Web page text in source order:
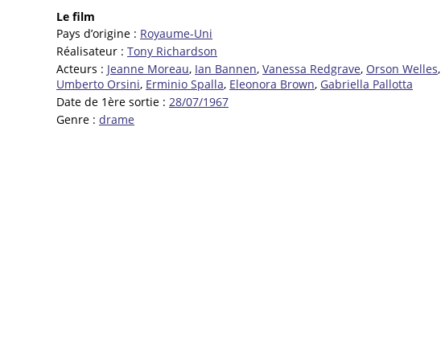
Le film
Pays d’origine : Royaume-Uni
Réalisateur : Tony Richardson
Acteurs : Jeanne Moreau, Ian Bannen, Vanessa Redgrave, Orson Welles,
Umberto Orsini, Erminio Spalla, Eleonora Brown, Gabriella Pallotta
Date de 1ère sortie : 28/07/1967
Genre : drame